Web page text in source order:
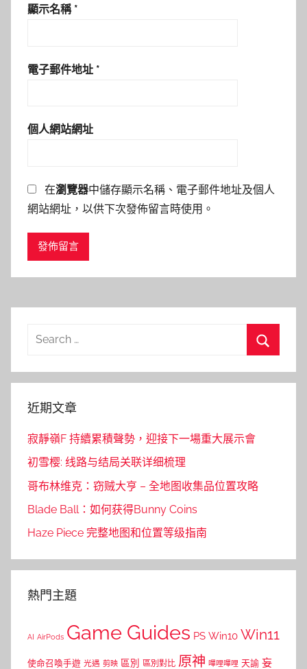
顯示名稱 *
電子郵件地址 *
個人網站網址
在瀏覽器中儲存顯示名稱、電子郵件地址及個人
網站網址，以供下次發佈留言時使用。
Search
近期文章
寂靜嶺F 持續累積聲勢，迎接下一場重大展示會
初雪樱: 线路与结局关联详细梳理
哥布林维克：窃贼大亨 – 全地图收集品位置攻略
Blade Ball：如何获得Bunny Coins
Haze Piece 完整地图和位置等级指南
熱門主題
AI AirPods Game Guides PS Win10 Win11
使命召喚手遊 光遇 剪映 區別 區別對比 原神 嗶哩嗶哩 天諭 妄